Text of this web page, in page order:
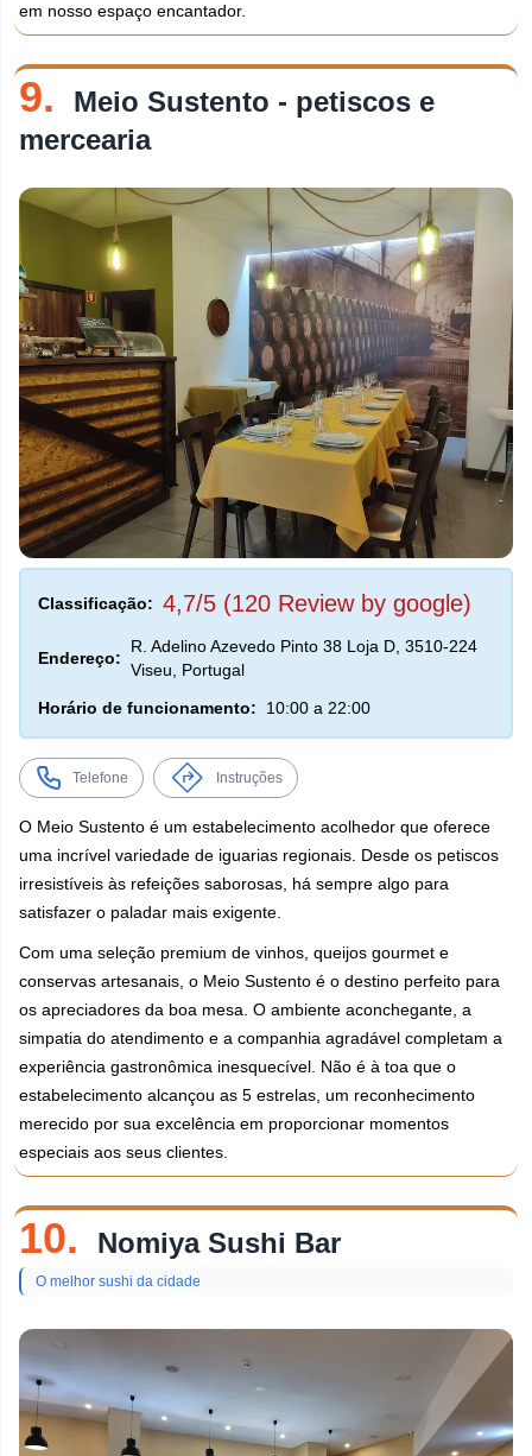
em nosso espaço encantador.
9.
Meio Sustento - petiscos e
mercearia
Classificação: 4,7/5 (120 Review by google)
Endereço:
R. Adelino Azevedo Pinto 38 Loja D, 3510-224
Viseu, Portugal
Horário de funcionamento:
10:00 a 22:00
Telefone Instruções
O Meio Sustento é um estabelecimento acolhedor que oferece
uma incrível variedade de iguarias regionais. Desde os petiscos
irresistíveis às refeições saborosas, há sempre algo para
satisfazer o paladar mais exigente.
Com uma seleção premium de vinhos, queijos gourmet e
conservas artesanais, o Meio Sustento é o destino perfeito para
os apreciadores da boa mesa. O ambiente aconchegante, a
simpatia do atendimento e a companhia agradável completam a
experiência gastronômica inesquecível. Não é à toa que o
estabelecimento alcançou as 5 estrelas, um reconhecimento
merecido por sua excelência em proporcionar momentos
especiais aos seus clientes.
10. Nomiya Sushi Bar
O melhor sushi da cidade